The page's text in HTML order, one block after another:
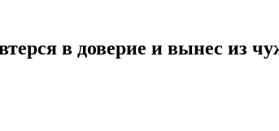
в доверие и вынес из